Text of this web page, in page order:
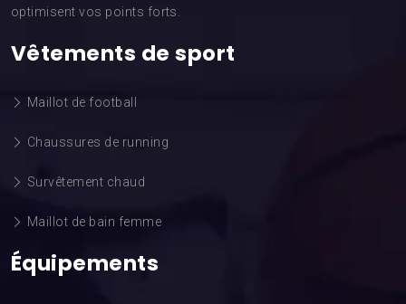
optimisent vos points forts.
Vêtements de sport
Maillot de football
Chaussures de running
Survêtement chaud
Maillot de bain femme
Équipements